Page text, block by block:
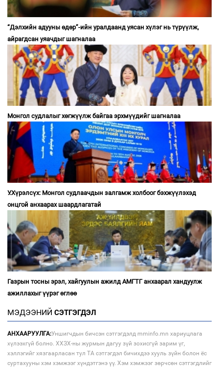
“Дэлхийн адууны өдөр”-ийн уралдаанд уясан хүлэг нь түрүүлж,
айрагдсан уяачдыг шагналаа
Монгол судлалыг хөгжүүлж байгаа эрхмүүдийг шагналаа
У.Хүрэлсүх: Монгол судлаачдын залгамж холбоог бэхжүүлэхэд
онцгой анхаарах шаардлагатай
Газрын тосны эрэл, хайгуулын ажилд АМГТГ анхаарал хандуулж
ажиллахыг үүрэг өглөө
МЭДЭЭНИЙ СЭТГЭГДЭЛ
АНХААРУУЛГА:Уншигчдын бичсэн сэтгэгдэлд mminfo.mn хариуцлага
хүлээхгүй болно. ХХЗХ-ны журмын дагуу зүй зохисгүй зарим үг,
хэллэгийг хязгаарласан тул ТА сэтгэгдэл бичихдээ хууль зүйн болон ёс
суртахууны хэм хэмжээг хүндэтгэнэ үү. Хэм хэмжээг зөрчсөн сэтгэгдлийг